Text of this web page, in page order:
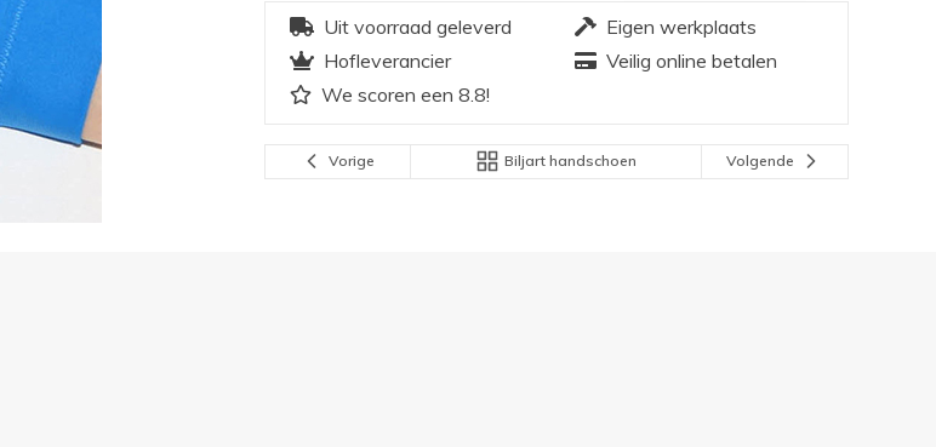
Uit voorraad geleverd
Eigen werkplaats
Hofleverancier
Veilig online betalen
We scoren een 8.8!
Vorige Biljart handschoen Volgende